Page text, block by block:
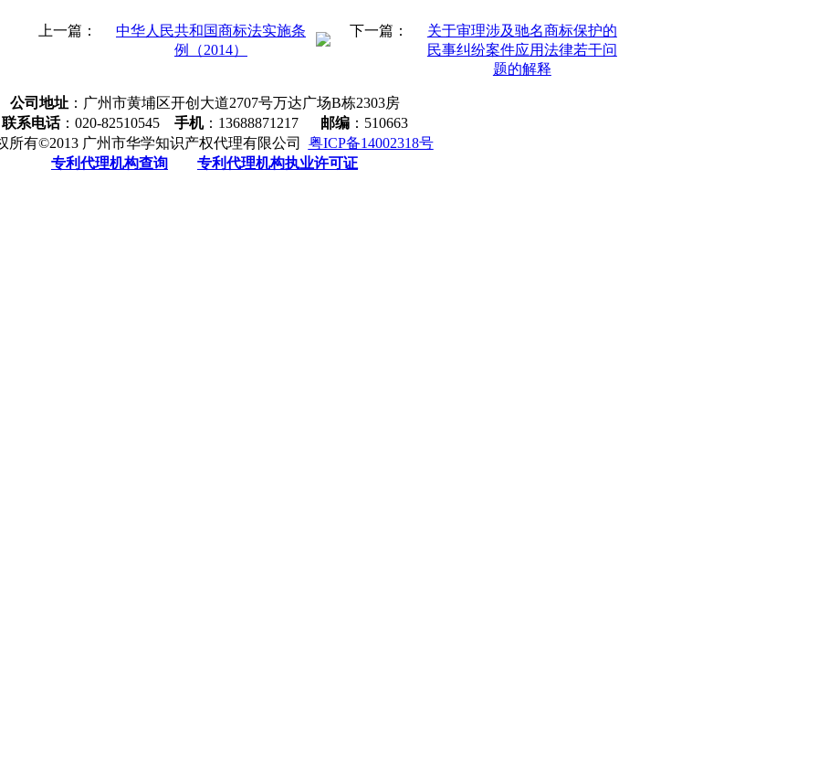
第二条 国务院工商行政管理部门商标局主管全国商标注册和管理的工作。
国务院工商行政管理部门设立商标评审委员会，负责处理商标争议事宜。
第三条 经商标局核准注册的商标为注册商标，包括商品商标、服务商标和集体商标、证
明商标；商标注册人享有商标专用权，受法律保护。
本法所称集体商标，是指以团体、协会或者其他组织名义注册，供该组织成员在商事活
上一篇：
中华人民共和国商标法实施条
例（2014）
下一篇：
关于审理涉及驰名商标保护的
民事纠纷案件应用法律若干问
题的解释
公司地址：广州市黄埔区开创大道2707号万达广场B栋2303房
联系电话：020-82510545 手机：13688871217 邮编：510663
所有©2013 广州市华学知识产权代理有限公司 粤ICP备14002318号
专利代理机构查询
专利代理机构执业许可证